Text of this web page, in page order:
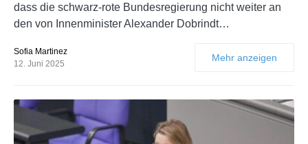
dass die schwarz-rote Bundesregierung nicht weiter an
den von Innenminister Alexander Dobrindt…
Sofia Martinez
12. Juni 2025
Mehr anzeigen